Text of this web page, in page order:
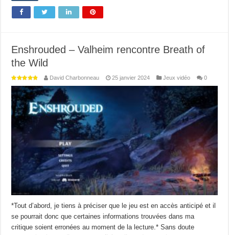
Enshrouded – Valheim rencontre Breath of
the Wild
David Charbonneau 25 janvier 2024 Jeux vidéo 0
*Tout d’abord, je tiens à préciser que le jeu est en accès anticipé et il
se pourrait donc que certaines informations trouvées dans ma
critique soient erronées au moment de la lecture.* Sans doute